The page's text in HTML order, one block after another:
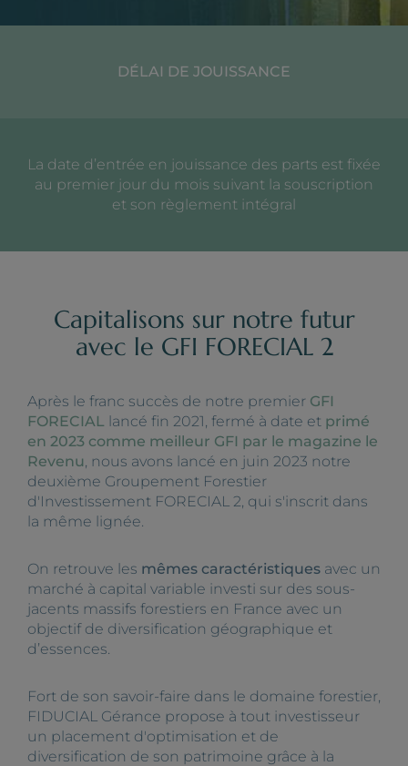
DÉLAI DE JOUISSANCE
La date d’entrée en jouissance des parts est fixée
au premier jour du mois suivant la souscription
et son règlement intégral
Capitalisons sur notre futur
avec le GFI FORECIAL 2
Après le franc succès de notre premier GFI
FORECIAL lancé fin 2021, fermé à date et primé
en 2023 comme meilleur GFI par le magazine le
Revenu, nous avons lancé en juin 2023 notre
deuxième Groupement Forestier
d'Investissement FORECIAL 2, qui s'inscrit dans
la même lignée.
On retrouve les mêmes caractéristiques avec un
marché à capital variable investi sur des sous-
jacents massifs forestiers en France avec un
objectif de diversification géographique et
d’essences.
Fort de son savoir-faire dans le domaine forestier,
FIDUCIAL Gérance propose à tout investisseur
un placement d'optimisation et de
diversification de son patrimoine grâce à la